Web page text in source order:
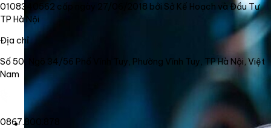
0108340562 cấp ngày 27/06/2018 bởi Sở Kế Hoạch và Đầu Tư
TP Hà Nội
Địa chỉ
Số 50, Ngõ 34/56 Phố Vĩnh Tuy, Phường Vĩnh Tuy, TP Hà Nội, Việt
Nam
0867.800.878